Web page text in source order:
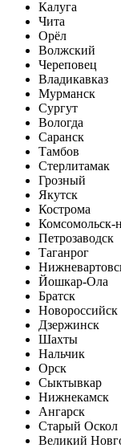
Калуга
Чита
Орёл
Волжский
Череповец
Владикавказ
Мурманск
Сургут
Вологда
Саранск
Тамбов
Стерлитамак
Грозный
Якутск
Кострома
Комсомольск-
Петрозаводск
Таганрог
Йошкар-Ола
Братск
Новороссийск
Дзержинск
Шахты
Нальчик
Орск
Сыктывкар
Нижнекамск
Ангарск
Старый Оскол
Великий